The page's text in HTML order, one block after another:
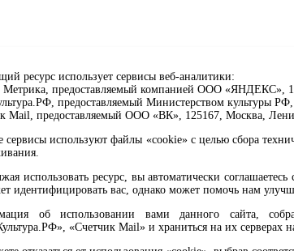
ресурс использует сервисы веб-аналитики:
Метрика, предоставляемый компанией ООО «ЯНДЕКС»,
предоставляемый Министерством культуры
Mail, предоставляемый ООО «ВК», 125167, Москва,
используют файлы «cookie» с целью сбора
использовать ресурс, вы автоматически
идентифицировать вас, однако может помочь нам
об использовании вами данного сайта,
«Счетчик Mail» и храниться на их серверах